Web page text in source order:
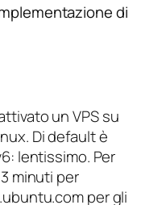
di
un VPS su
Di default è
lentissimo. Per
minuti per
per gli